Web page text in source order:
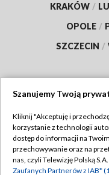
KRAKÓW /
OPOLE /
SZCZECIN /
Abonament TVP
Emisja w TVP
Szanujemy Twoją
Kliknij "Akceptuję i
korzystanie z technologii
dostęp do informacji na
przechowywanie oraz na
nas, czyli Telewizję Polską
Zaufanych Partnerów z IAB*